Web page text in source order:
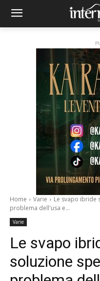
Home Varie
Le svapo ibride
problema dell'usa e...
Varie
Le svapo
soluzione